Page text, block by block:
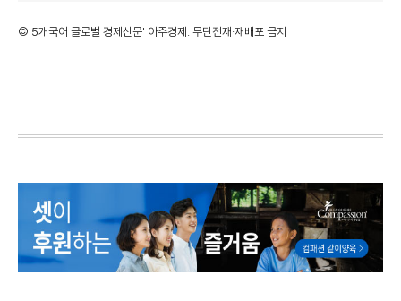
©'5개국어 글로벌 경제신문' 아주경제. 무단전재·재배포 금지